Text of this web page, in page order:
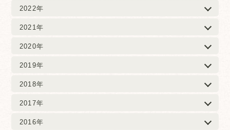
2022年
2021年
2020年
2019年
2018年
2017年
2016年